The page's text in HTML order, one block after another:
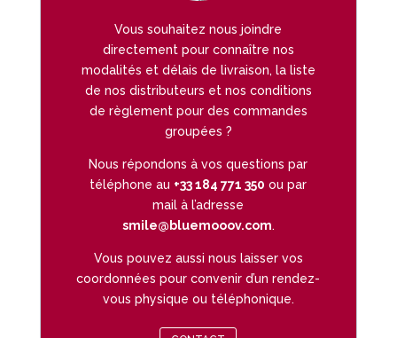
Vous souhaitez nous joindre
directement pour connaître nos
modalités et délais de livraison, la liste
de nos distributeurs et nos conditions
de règlement pour des commandes
groupées ?
Nous répondons à vos questions par
téléphone au +33 184 771 350 ou par
mail à l’adresse
smile@bluemooov.com.
Vous pouvez aussi nous laisser vos
coordonnées pour convenir d’un rendez-
vous physique ou téléphonique.